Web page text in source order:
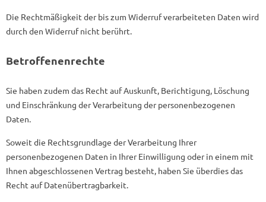
Die Rechtmäßigkeit der bis zum Widerruf verarbeiteten Daten wird
durch den Widerruf nicht berührt.
Betroffenenrechte
Sie haben zudem das Recht auf Auskunft, Berichtigung, Löschung
und Einschränkung der Verarbeitung der personenbezogenen
Daten.
Soweit die Rechtsgrundlage der Verarbeitung Ihrer
personenbezogenen Daten in Ihrer Einwilligung oder in einem mit
Ihnen abgeschlossenen Vertrag besteht, haben Sie überdies das
Recht auf Datenübertragbarkeit.